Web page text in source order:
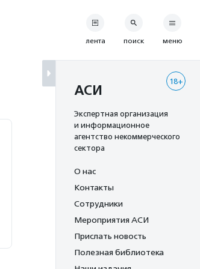
лента поиск меню
18+
АСИ
Экспертная организация
и информационное
агентство некоммерческого
сектора
О нас
Контакты
Сотрудники
Мероприятия АСИ
Прислать новость
Полезная библиотека